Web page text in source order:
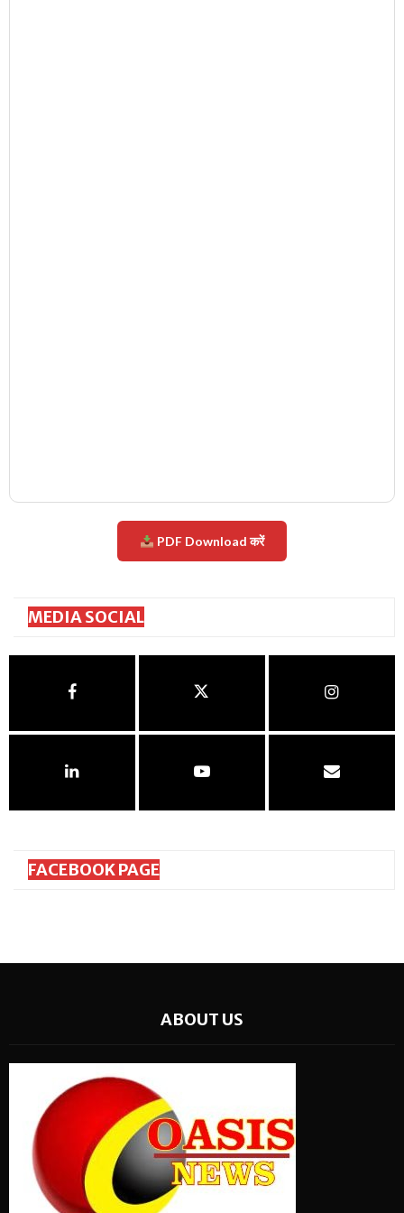
PDF Download करें
MEDIA SOCIAL
FACEBOOK PAGE
ABOUT US